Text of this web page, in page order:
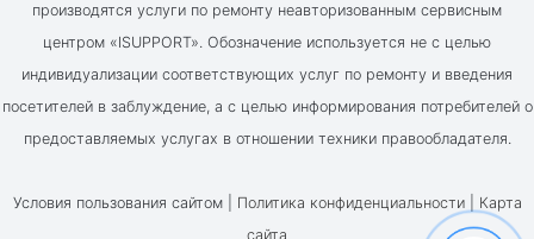
производятся услуги по ремонту неавторизованным сервисным
центром «ISUPPORT». Обозначение используется не с целью
индивидуализации соответствующих услуг по ремонту и введения
посетителей в заблуждение, а с целью информирования потребителей о
предоставляемых услугах в отношении техники правообладателя.
Условия пользования сайтом | Политика конфиденциальности| Карта
сайта